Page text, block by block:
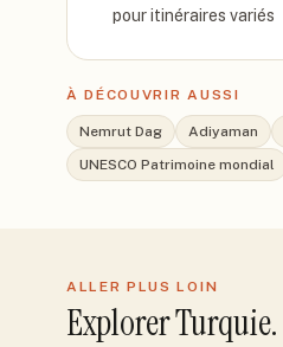
pour itinéraires variés
À DÉCOUVRIR AUSSI
Nemrut Dag Adiyaman
UNESCO Patrimoine mondial
ALLER PLUS LOIN
ExplorerTurquie.